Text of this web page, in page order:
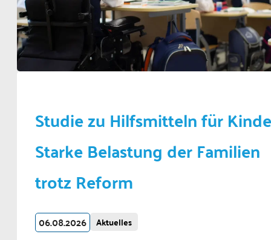
Studie zu Hilfsmitteln für
Starke Belastung der Familien
trotz Reform
06.08.2026 Aktuelles